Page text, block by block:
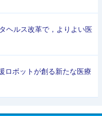
ヘルス改革で，よりよい医
ボットが創る新たな医療